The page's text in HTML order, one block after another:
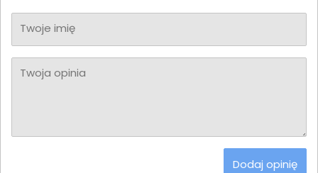
Twoje imię
Twoja opinia
Dodaj opinię